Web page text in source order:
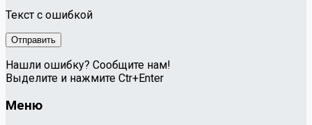
Текст с ошибкой
Нашли ошибку? Сообщите нам!
Выделите и нажмите Ctr+Enter
Меню